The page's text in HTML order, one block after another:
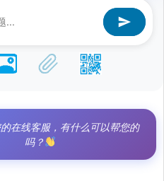
在线客服，有什么可以帮您的
吗？